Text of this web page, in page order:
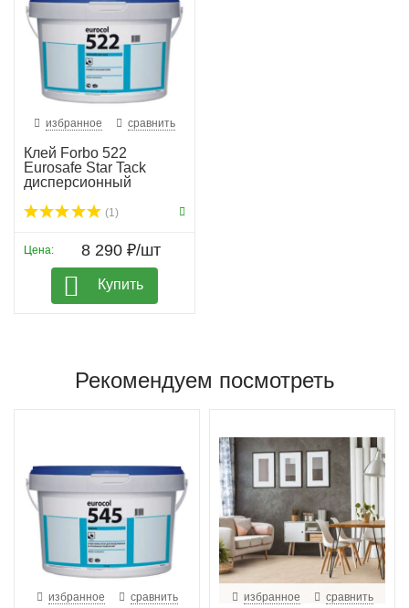
избранное сравнить
Клей Forbo 522
Eurosafe Star Tack
дисперсионный
(1)
Цена: 8 290 ₽/шт
Купить
Рекомендуем посмотреть
избранное сравнить избранное сравнить